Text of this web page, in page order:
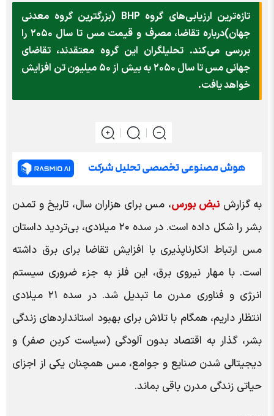
تازه‌ترین ارزیابی‌های گروه BHP (بزرگترین گروه معدنی
جهان)درباره تقاضا، مصرف و قیمت مس تا سال ۲۰۵۰ را
بررسی می‌کند. تحلیلگران این گروه معتقدند، تقاضای
جهانی مس تا سال ۲۰۵۰ به بیش از ۵۰ میلیون تن افزایش
خواهد یافت.
به گزارشنبض بورس، مس برای هزاران سال، تاریخ و تمدن
بشر را شکل داده است. در سده ۲۰ میلادی، بی‌تردید داستان
مس ارتباط انکارناپذیری با افزایش تقاضا برای برق داشته
است. با مهار نیروی برق، این فلز به جزء ضروری سیستم
انرژی و فناوری مدرن ما تبدیل شد. در سده ۲۱ میلادی
انتظار داریم، همگام با تلاش برای بهبود استانداردهای زندگی
بشر، گذار به اقتصاد بدون آلودگی (سیاست کربن صفر) و
دیجیتالی شدن صنایع و جوامع، مس همچنان یکی از اجزای
حیاتی زندگی مدرن باقی بماند.